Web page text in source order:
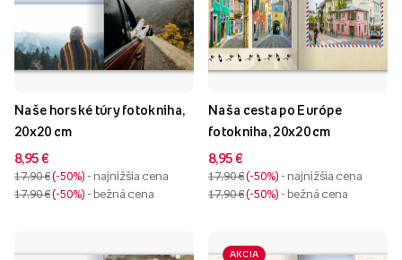
Naše horské túry fotokniha,
20x20 cm
8,95 €
17,90 € -50% - najnižšia cena
17,90 € -50% - bežná cena
Naša cesta po Európe
fotokniha, 20x20 cm
8,95 €
17,90 € -50% - najnižšia cena
17,90 € -50% - bežná cena
AKCIA